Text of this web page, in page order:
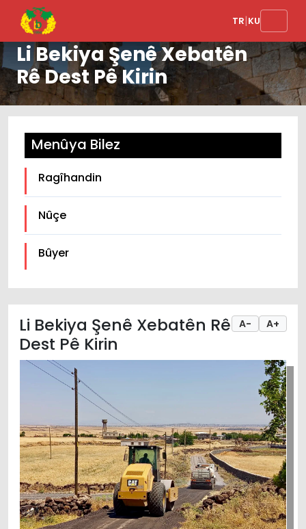
TR|KU
Li Bekiya Şenê Xebatên
Rê Dest Pê Kirin
Menûya Bilez
Ragîhandin
Nûçe
Bûyer
A- A+
Li Bekiya Şenê Xebatên Rê
Dest Pê Kirin